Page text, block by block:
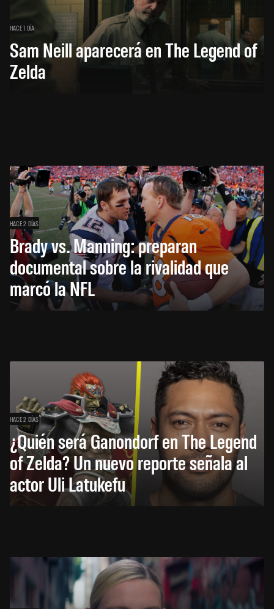
HACE 1 DÍA
Sam Neill aparecerá en The Legend of
Zelda
HACE 2 DÍAS
Brady vs. Manning: preparan
documental sobre la rivalidad que
marcó la NFL
HACE 2 DÍAS
¿Quién será Ganondorf en The Legend
of Zelda? Un nuevo reporte señala al
actor Uli Latukefu